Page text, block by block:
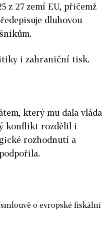
z 27 zemí EU, přičemž
dluhovou
i zahraniční tisk.
který mu dala vláda
konflikt rozdělil i
rozhodnutí a
o evropské fiskální